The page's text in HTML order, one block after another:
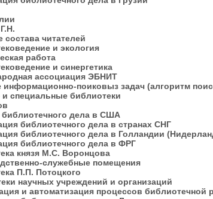
состава читателей
и экология
работа
и синергетика
ассоциация ЭБНИТ
информационно-поиковыз задач (алгоритм
и специальные библиотеки
библиотечного дела в США
библиотечного дела в странах СНГ
библиотечного дела в Голландии
библиотечного дела в ФРГ
князя М.С. Воронцова
служебные помещения
П.П. Потоцкого
научных учреждений и организаций
и автоматизация процессов библиотечной